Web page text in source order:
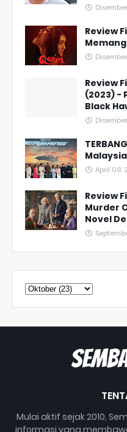
Review
Review
(2023) -
Black
April 08,
Review
Murder
Novel
Mulai aktif sejak 2010,